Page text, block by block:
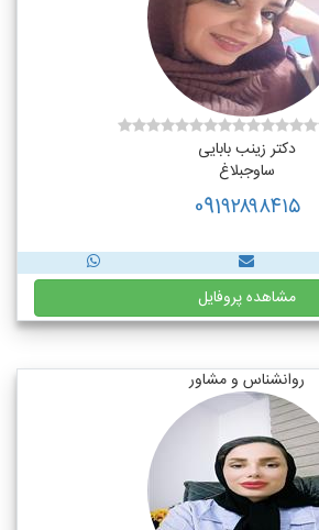
دکتر زینب بابایی
ساوجبلاغ
091۹۲۸۹۸۴۱۵
مشاهده پروفایل
روانشناس و مشاور